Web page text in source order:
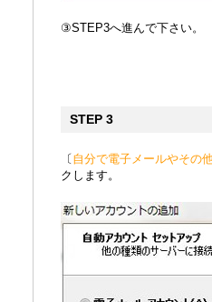
③STEP3へ進んで下さい。
STEP 3
〔 自分で電子メールやその
クします。